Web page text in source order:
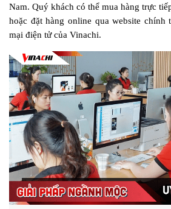
Nam. Quý khách có thể mua hàng trực
hoặc đặt hàng online qua website chính
mại điện tử của Vinachi.